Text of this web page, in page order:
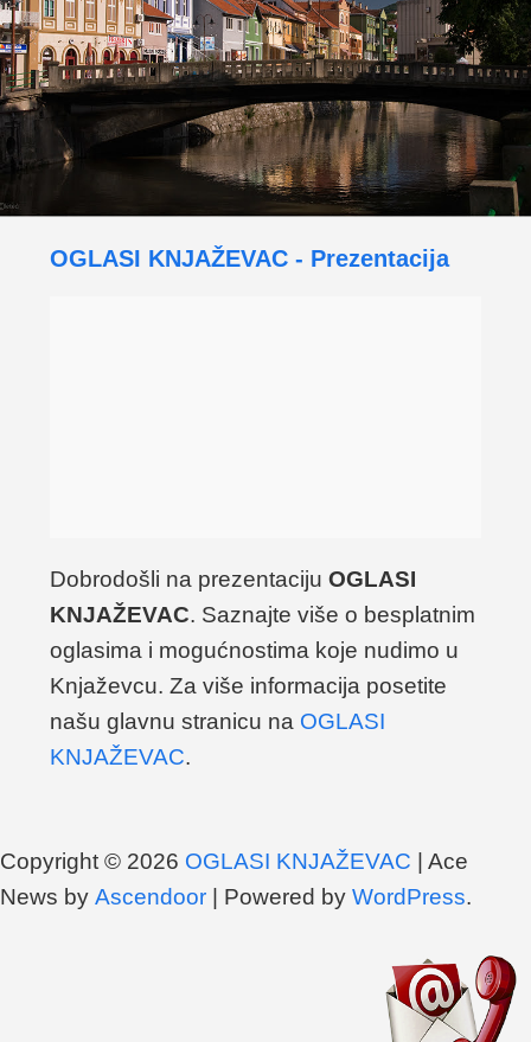
OGLASI KNJAŽEVAC - Prezentacija
Dobrodošli na prezentacijuOGLASI
KNJAŽEVAC. Saznajte više o besplatnim
oglasima i mogućnostima koje nudimo u
Knjaževcu. Za više informacija posetite
našu glavnu stranicu na OGLASI
KNJAŽEVAC.
Copyright © 2026 OGLASI KNJAŽEVAC | Ace
News by Ascendoor | Powered by WordPress.